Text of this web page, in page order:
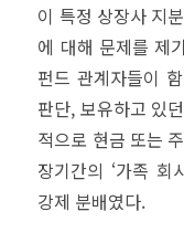
이 특정 상장사 지
에 대해 문제를 제
펀드 관계자들이
판단, 보유하고 있
적으로 현금 또는
장기간의 ‘가족 회
강제 분배였다.